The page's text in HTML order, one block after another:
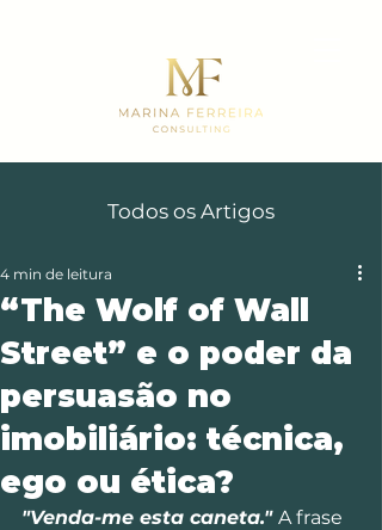
Todos os Artigos
“The Wolf of Wall
Street” e o poder da
persuasão no
imobiliário: técnica,
ego ou ética?
4 min de leitura
"Venda-me esta caneta." A frase